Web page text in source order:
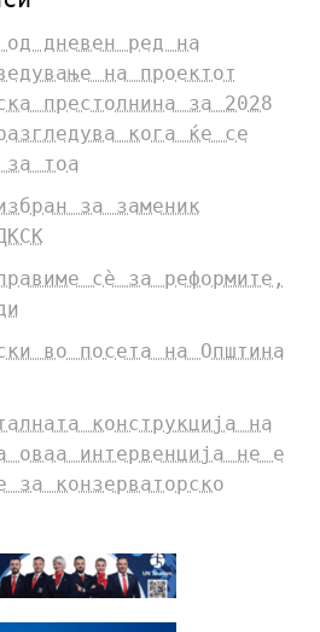
од дневен ред на
на проектот
престолнина за 2028
кога ќе се
за тоа
за заменик
сè за реформите,
во посета на Општина
конструкција на
оваа интервенција не е
за конзерваторско